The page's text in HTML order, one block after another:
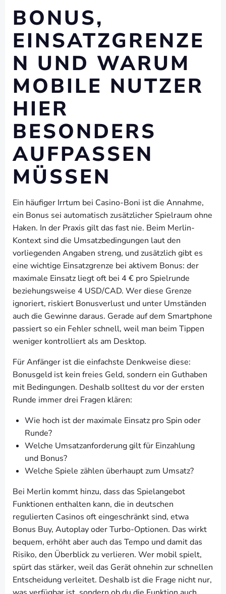
BONUS,
EINSATZGRENZE
N UND WARUM
MOBILE NUTZER
HIER
BESONDERS
AUFPASSEN
MÜSSEN
Ein häufiger Irrtum bei Casino-Boni ist die Annahme,
ein Bonus sei automatisch zusätzlicher Spielraum ohne
Haken. In der Praxis gilt das fast nie. Beim Merlin-
Kontext sind die Umsatzbedingungen laut den
vorliegenden Angaben streng, und zusätzlich gibt es
eine wichtige Einsatzgrenze bei aktivem Bonus: der
maximale Einsatz liegt oft bei 4 € pro Spielrunde
beziehungsweise 4 USD/CAD. Wer diese Grenze
ignoriert, riskiert Bonusverlust und unter Umständen
auch die Gewinne daraus. Gerade auf dem Smartphone
passiert so ein Fehler schnell, weil man beim Tippen
weniger kontrolliert als am Desktop.
Für Anfänger ist die einfachste Denkweise diese:
Bonusgeld ist kein freies Geld, sondern ein Guthaben
mit Bedingungen. Deshalb solltest du vor der ersten
Runde immer drei Fragen klären:
Wie hoch ist der maximale Einsatz pro Spin oder
Runde?
Welche Umsatzanforderung gilt für Einzahlung
und Bonus?
Welche Spiele zählen überhaupt zum Umsatz?
Bei Merlin kommt hinzu, dass das Spielangebot
Funktionen enthalten kann, die in deutschen
regulierten Casinos oft eingeschränkt sind, etwa
Bonus Buy, Autoplay oder Turbo-Optionen. Das wirkt
bequem, erhöht aber auch das Tempo und damit das
Risiko, den Überblick zu verlieren. Wer mobil spielt,
spürt das stärker, weil das Gerät ohnehin zur schnellen
Entscheidung verleitet. Deshalb ist die Frage nicht nur,